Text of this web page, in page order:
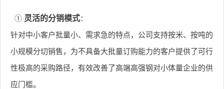
① 灵活的分销模式：
针对中小客户批量小、需求急的特点，公司支持按米、按吨的
小规模分切销售，为不具备大批量订购能力的客户提供了可行
性极高的采购路径，有效改善了高端高强钢对小体量企业的供
应门槛。